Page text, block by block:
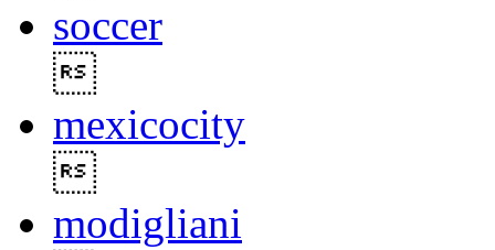
soccer
mexicocity
modigliani